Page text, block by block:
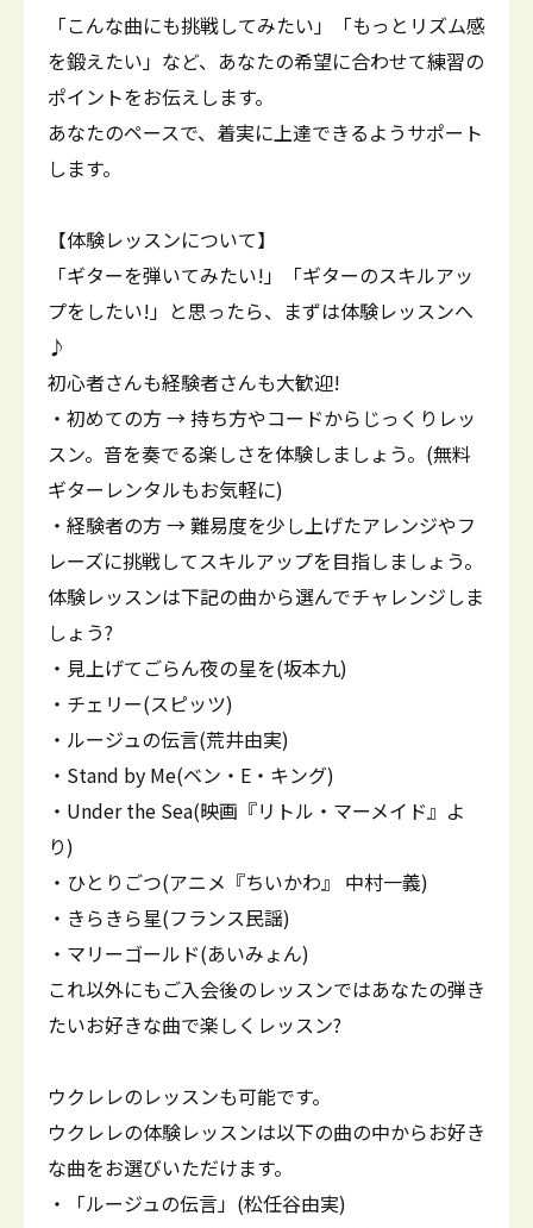
「こんな曲にも挑戦してみたい」「もっとリズム感
を鍛えたい」など、あなたの希望に合わせて練習の
ポイントをお伝えします。
あなたのペースで、着実に上達できるようサポート
します。
【体験レッスンについて】
「ギターを弾いてみたい!」「ギターのスキルアッ
プをしたい!」と思ったら、まずは体験レッスンへ
♪
初心者さんも経験者さんも大歓迎!
・初めての方 → 持ち方やコードからじっくりレッ
スン。音を奏でる楽しさを体験しましょう。(無料
ギターレンタルもお気軽に)
・経験者の方 → 難易度を少し上げたアレンジやフ
レーズに挑戦してスキルアップを目指しましょう。
体験レッスンは下記の曲から選んでチャレンジしま
しょう?
・見上げてごらん夜の星を(坂本九)
・チェリー(スピッツ)
・ルージュの伝言(荒井由実)
・Stand by Me(ベン・E・キング)
・Under the Sea(映画『リトル・マーメイド』よ
り)
・ひとりごつ(アニメ『ちいかわ』 中村一義)
・きらきら星(フランス民謡)
・マリーゴールド(あいみょん)
これ以外にもご入会後のレッスンではあなたの弾き
たいお好きな曲で楽しくレッスン?
ウクレレのレッスンも可能です。
ウクレレの体験レッスンは以下の曲の中からお好き
な曲をお選びいただけます。
・「ルージュの伝言」(松任谷由実)